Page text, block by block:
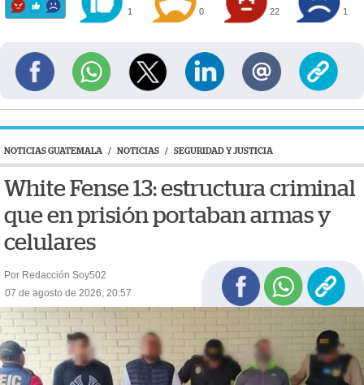
1 0 22 1
NOTICIAS GUATEMALA / NOTICIAS / SEGURIDAD Y JUSTICIA
White Fense 13: estructura criminal
que en prisión portaban armas y
celulares
Por Redacción Soy502
07 de agosto de 2026, 20:57